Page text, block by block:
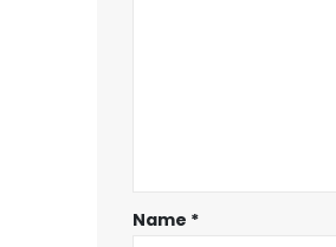
Name *